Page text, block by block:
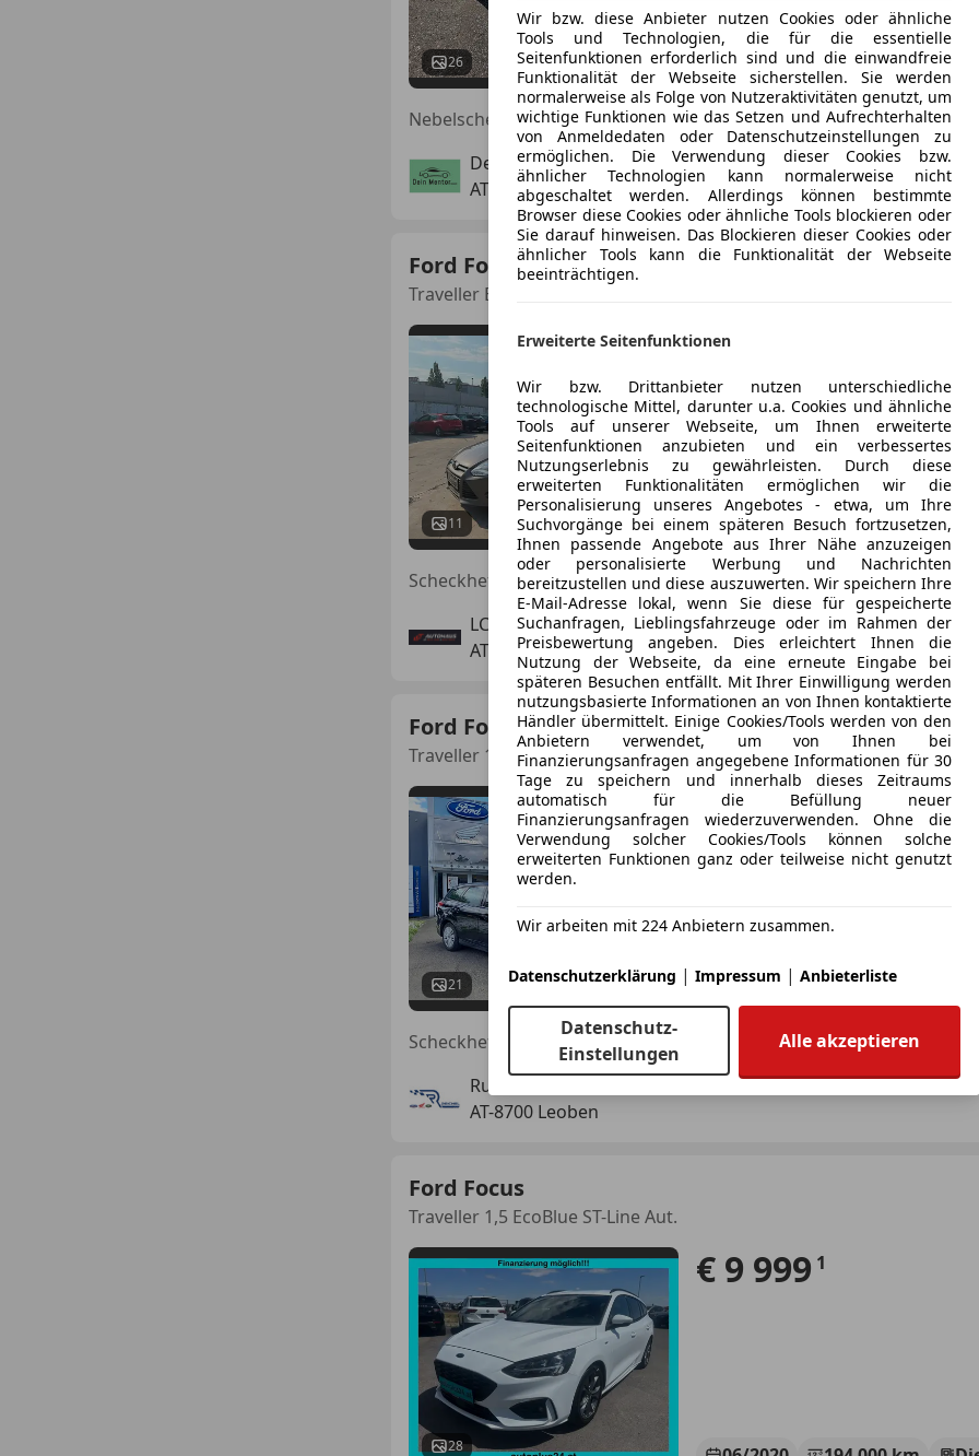
26 05/2019 86 955 km
Dein Mentor
AT-9400 Wolfsberg
Ford Focus
Traveller Easy 1,0 EcoBoost | 09/2026 INKL.ÜBER...
11
€ 3 690
Neu 05/2014 173 605 km
LCT Autohandel GmbH
AT-1210 Wien
Ford Focus
Traveller 1,5 TDCi Trend
21
€ 7 500
Rudolf Reichel GmbH
AT-8700 Leoben
Ford Focus
Traveller 1,5 EcoBlue ST-Line Aut.
28
€ 9 999 1
Wir bzw. diese Anbieter nutzen Cookies oder ähnliche
Tools und Technologien, die für die essentielle
Seitenfunktionen erforderlich sind und die einwandfreie
Funktionalität der Webseite sicherstellen. Sie werden
normalerweise als Folge von Nutzeraktivitäten genutzt, um
wichtige Funktionen wie das Setzen und Aufrechterhalten
von Anmeldedaten oder Datenschutzeinstellungen zu
ermöglichen. Die Verwendung dieser Cookies bzw.
ähnlicher Technologien kann normalerweise nicht
abgeschaltet werden. Allerdings können bestimmte
Browser diese Cookies oder ähnliche Tools blockieren oder
Sie darauf hinweisen. Das Blockieren dieser Cookies oder
ähnlicher Tools kann die Funktionalität der Webseite
beeinträchtigen.
Erweiterte Seitenfunktionen
Wir bzw. Drittanbieter nutzen unterschiedliche
technologische Mittel, darunter u.a. Cookies und ähnliche
Tools auf unserer Webseite, um Ihnen erweiterte
Seitenfunktionen anzubieten und ein verbessertes
Nutzungserlebnis zu gewährleisten. Durch diese
erweiterten Funktionalitäten ermöglichen wir die
Personalisierung unseres Angebotes - etwa, um Ihre
Suchvorgänge bei einem späteren Besuch fortzusetzen,
Ihnen passende Angebote aus Ihrer Nähe anzuzeigen
oder personalisierte Werbung und Nachrichten
bereitzustellen und diese auszuwerten. Wir speichern Ihre
E-Mail-Adresse lokal, wenn Sie diese für gespeicherte
Suchanfragen, Lieblingsfahrzeuge oder im Rahmen der
Preisbewertung angeben. Dies erleichtert Ihnen die
Nutzung der Webseite, da eine erneute Eingabe bei
späteren Besuchen entfällt. Mit Ihrer Einwilligung werden
nutzungsbasierte Informationen an von Ihnen kontaktierte
Händler übermittelt. Einige Cookies/Tools werden von den
Anbietern verwendet, um von Ihnen bei
Finanzierungsanfragen angegebene Informationen für 30
Tage zu speichern und innerhalb dieses Zeitraums
automatisch für die Befüllung neuer
Finanzierungsanfragen wiederzuverwenden. Ohne die
Verwendung solcher Cookies/Tools können solche
erweiterten Funktionen ganz oder teilweise nicht genutzt
werden.
Wir arbeiten mit 224 Anbietern zusammen.
Datenschutzerklärung | Impressum | Anbieterliste
Datenschutz-
Einstellungen
Alle akzeptieren